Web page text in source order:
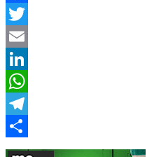
Facebook
Twitter
Email
LinkedIn
WhatsApp
Telegram
Share